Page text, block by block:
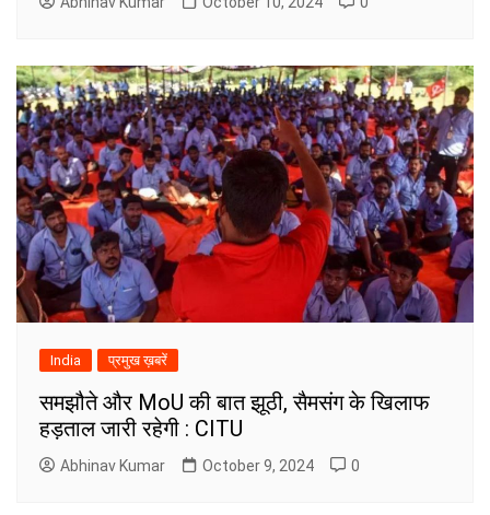
India प्रमुख ख़बरें
समझौते और MoU की बात झूठी, सैमसंग के खिलाफ
हड़ताल जारी रहेगी : CITU
Abhinav Kumar October 9, 2024 0